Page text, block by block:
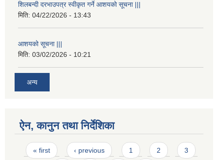
शिलबन्दी दरभाउपत्र स्वीकृत गर्ने आशयको सूचना |||
मिति: 04/22/2026 - 13:43
आशयको सूचना |||
मिति: 03/02/2026 - 10:21
अन्य
ऐन, कानुन तथा निर्देशिका
Pages
« first ‹ previous 1 2 3